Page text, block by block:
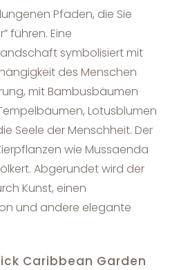
Pfaden, die Sie
führen. Eine
symbolisiert mit
des Menschen
mit Bambusbäumen
Lotusblumen
Seele der Menschheit. Der
wie Mussaenda
Abgerundet wird der
Kunst, einen
und andere elegante
Caribbean Garden